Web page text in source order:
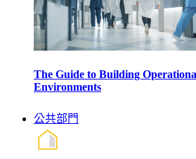
The Guide to Building
Environments
公共部門